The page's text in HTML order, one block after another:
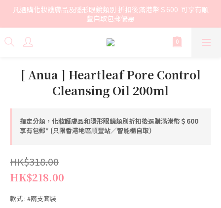
凡選購化妝護膚品及隱形眼鏡類別 折扣後滿港幣＄600  可享有順
豐自取包郵優惠
[ Anua ] Heartleaf Pore Control
Cleansing Oil 200ml
指定分類，化妝護膚品和隱形眼鏡類別折扣後選購滿港幣＄600
享有包郵* (只限香港地區順豐站／智能櫃自取）
HK$318.00
HK$218.00
款式 : #兩支套裝